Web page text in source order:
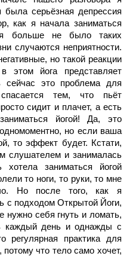
серьёзная депрессия
как я начала заниматься
больше не было таких
случаются неприятности.
но такой реакции
йога представляет
это проблема для
тем, что пьёт
сидит и плачет, а есть
йогой! Да, это
но если ваша
то эффект будет. Кстати,
слушателем и занималась
заниматься йогой
то ноги, то руки, то мне
Но после того, как я
с подходом Открытой Йоги,
нужно себя гнуть и ломать,
каждый день и однажды с
регулярная практика для
что тело само хочет,